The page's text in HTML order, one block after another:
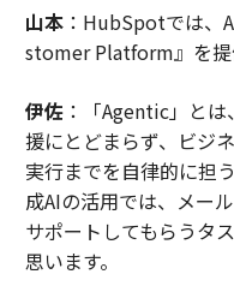
山本：HubSpotでは、
stomer Platform』を提
伊佐：「Agentic」とは
援にとどまらず、ビジ
実行までを自律的に担
成AIの活用では、メー
サポートしてもらうタ
思います。